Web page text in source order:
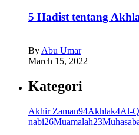
5 Hadist tentang
By Abu Umar
March 15, 2022
Kategori
Akhir Zaman94Akhlak4Al-
nabi26Muamalah23